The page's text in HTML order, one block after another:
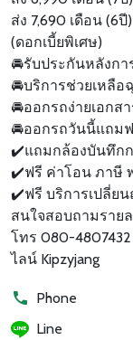
ส่ง 7,690 เดือน (6ปี)
(ดอกเบี้ยพิเศษ)
🚘รับประกันหลังกา
🚘บริการช่วยเหลือ
🚘ออกรถง่ายเอกส
🚘ออกรถวันนี้แถม
✔️แถมกล้องบันทึกก
✔️ฟรี ค่าโอน ภาษี
✔️ฟรี บริการเปลี่ยน
สนใจสอบถามราย
โทร 080-
ไลน์ Kipzyjang
Phone
Line